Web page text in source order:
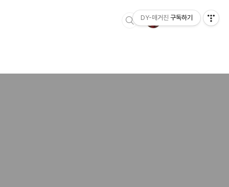
DY-매거진 구독하기